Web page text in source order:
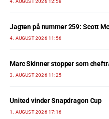
4. AUGUST 2026 12:58
Jagten på nummer 259: Scott
4. AUGUST 2026 11:56
Marc Skinner stopper som
3. AUGUST 2026 11:25
United vinder Snapdragon Cup
1. AUGUST 2026 17:16